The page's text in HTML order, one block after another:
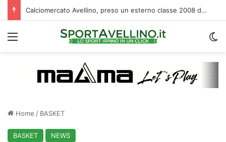
Calciomercato Avellino, preso un esterno classe 2008 dalla Roma: i dettagli
Menu
Home / BASKET
BASKET NEWS